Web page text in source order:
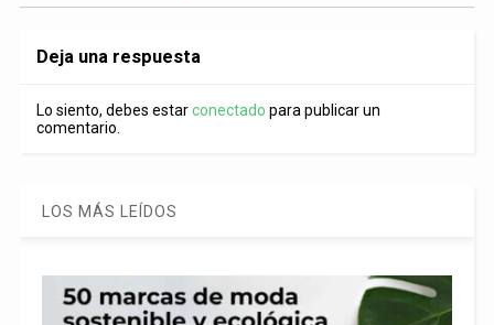
Deja una respuesta
Lo siento, debes estarconectado para publicar un
comentario.
LOS MÁS LEÍDOS